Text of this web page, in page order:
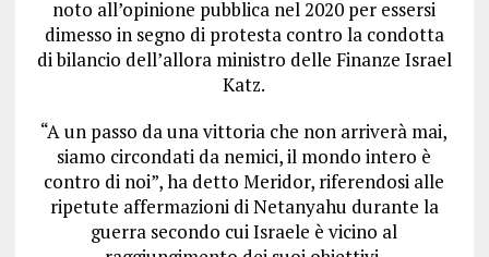
noto all’opinione pubblica nel 2020 per essersi
dimesso in segno di protesta contro la condotta
di bilancio dell’allora ministro delle Finanze Israel
Katz.
“A un passo da una vittoria che non arriverà mai,
siamo circondati da nemici, il mondo intero è
contro di noi”, ha detto Meridor, riferendosi alle
ripetute affermazioni di Netanyahu durante la
guerra secondo cui Israele è vicino al